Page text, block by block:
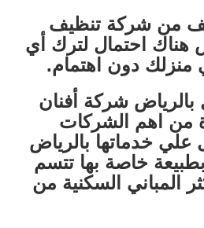
من شركة تنظيف
هناك احتمال لترك أي
منزلك دون اهتمام.
شركة أفنان
من اهم الشركات
خدماتها بالرياض
خاصة بها تتسم
المباني السكنية من